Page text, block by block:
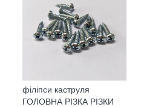
філіпси каструля
ГОЛОВНА РІЗКА РІЗКИ